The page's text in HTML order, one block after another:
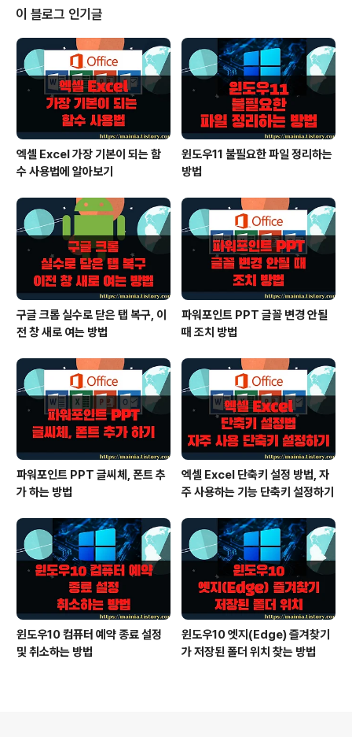
니다. 단지 셀 높이에서 줄을 균등하게 배분하는 것입니다.
셀 높이가 크면 줄간격도 넓게 늘일 수 있겠죠. [목차]1.
마우스로 줄간격 조절 및 여러 줄간격 균등하게 늘이고 줄
이기 2. 숫자 입력으로 행 높이 조절하기 3. 셀 내에 텍
스트 줄간격 조절하기 1. 마우스로 줄간격 조절 및 여러 줄
간격 균..
이 블로그 인기글
엑셀 Excel 가장 기본이 되는 함
수 사용법에 알아보기
윈도우11 불필요한 파일 정리하는
방법
구글 크롬 실수로 닫은 탭 복구, 이
전 창 새로 여는 방법
파워포인트 PPT 글꼴 변경 안될
때 조치 방법
파워포인트 PPT 글씨체, 폰트 추
가 하는 방법
엑셀 Excel 단축키 설정 방법, 자
주 사용하는 기능 단축키 설정하기
윈도우10 컴퓨터 예약 종료 설정
및 취소하는 방법
윈도우10 엣지(Edge) 즐겨찾기
가 저장된 폴더 위치 찾는 방법